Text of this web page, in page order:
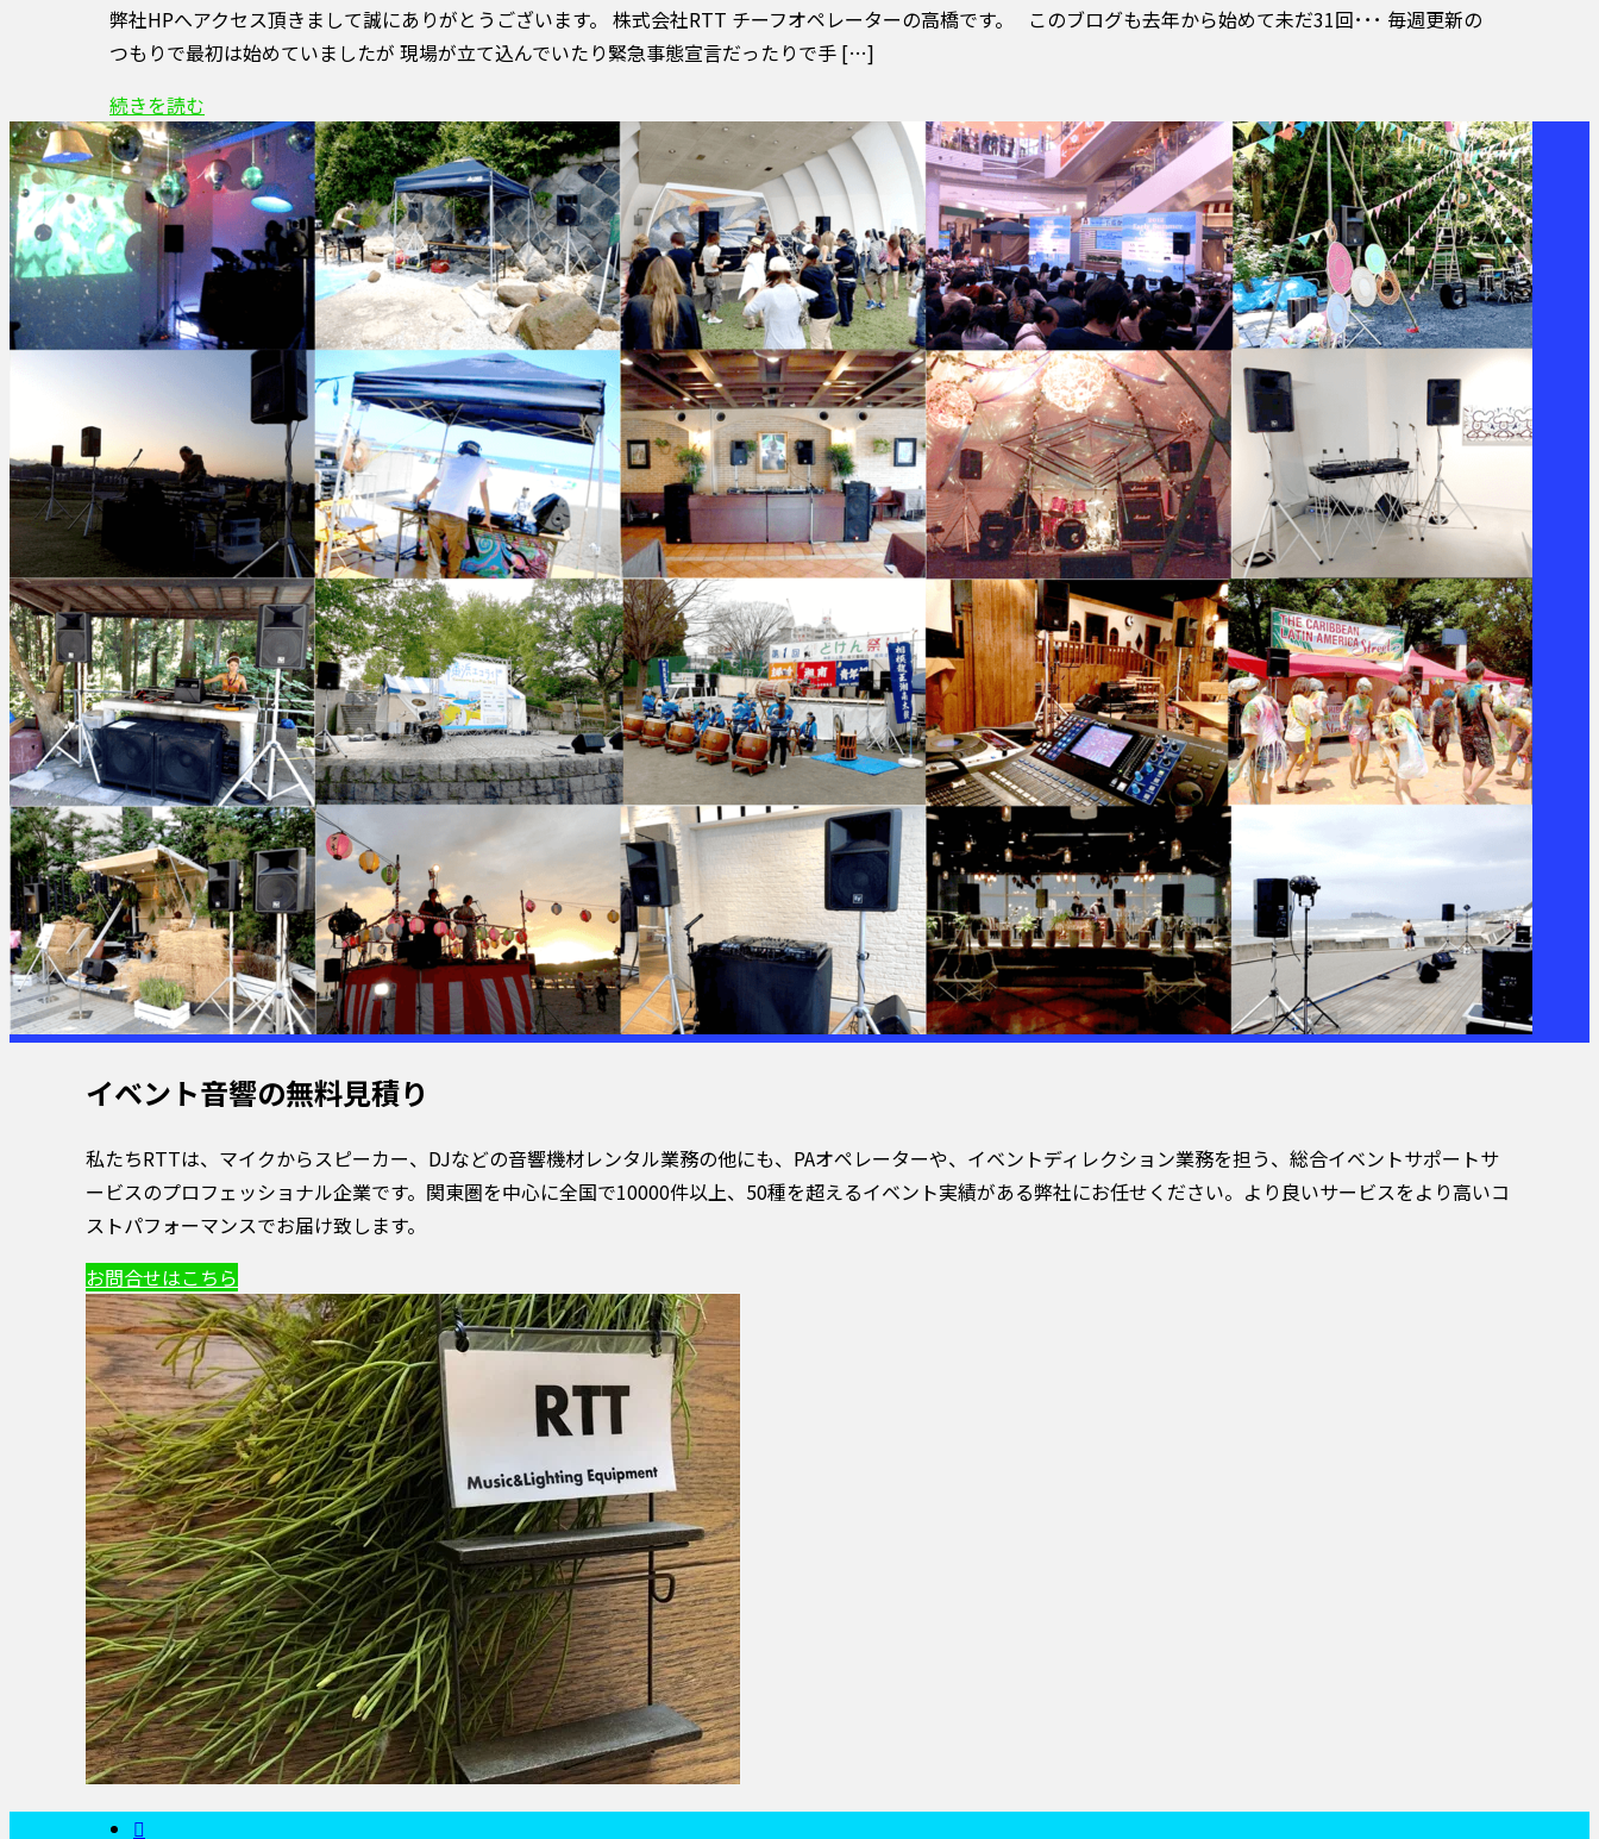
弊社HPへアクセス頂きまして誠にありがとうございます。 株式会社RTT チーフオペレーターの高橋です。 このブログも去年から始めて未だ31回･･･ 毎週更新の
つもりで最初は始めていましたが 現場が立て込んでいたり緊急事態宣言だったりで手 […]
続きを読む
イベント音響の無料見積り
私たちRTTは、マイクからスピーカー、DJなどの音響機材レンタル業務の他にも、PAオペレーターや、イベントディレクション業務を担う、総合イベントサポートサ
ービスのプロフェッショナル企業です。関東圏を中心に全国で10000件以上、50種を超えるイベント実績がある弊社にお任せください。より良いサービスをより高いコ
ストパフォーマンスでお届け致します。
お問合せはこちら